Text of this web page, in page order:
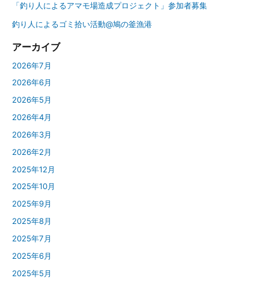
「釣り人によるアマモ場造成プロジェクト」参加者募集
釣り人によるゴミ拾い活動@鳩の釜漁港
アーカイブ
2026年7月
2026年6月
2026年5月
2026年4月
2026年3月
2026年2月
2025年12月
2025年10月
2025年9月
2025年8月
2025年7月
2025年6月
2025年5月